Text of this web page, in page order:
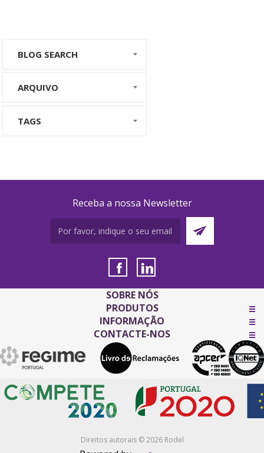
BLOG SEARCH
ARQUIVO
TAGS
Receba a nossa Newsletter
SOBRE NÓS
PRODUTOS
INFORMAÇÃO
CONTACTE-NOS
Direitos autorais © 2026 Rodel